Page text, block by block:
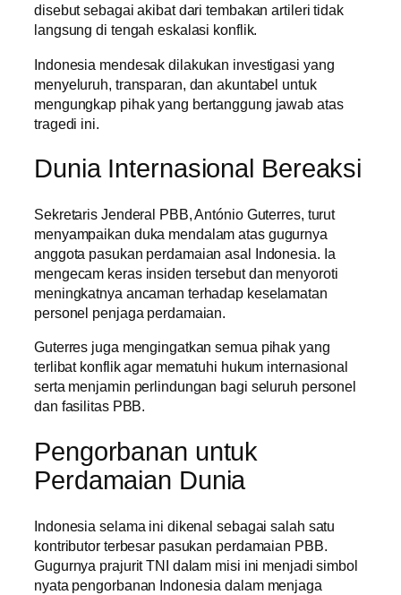
disebut sebagai akibat dari tembakan artileri tidak
langsung di tengah eskalasi konflik.
Indonesia mendesak dilakukan investigasi yang
menyeluruh, transparan, dan akuntabel untuk
mengungkap pihak yang bertanggung jawab atas
tragedi ini.
Dunia Internasional Bereaksi
Sekretaris Jenderal PBB, António Guterres, turut
menyampaikan duka mendalam atas gugurnya
anggota pasukan perdamaian asal Indonesia. Ia
mengecam keras insiden tersebut dan menyoroti
meningkatnya ancaman terhadap keselamatan
personel penjaga perdamaian.
Guterres juga mengingatkan semua pihak yang
terlibat konflik agar mematuhi hukum internasional
serta menjamin perlindungan bagi seluruh personel
dan fasilitas PBB.
Pengorbanan untuk
Perdamaian Dunia
Indonesia selama ini dikenal sebagai salah satu
kontributor terbesar pasukan perdamaian PBB.
Gugurnya prajurit TNI dalam misi ini menjadi simbol
nyata pengorbanan Indonesia dalam menjaga